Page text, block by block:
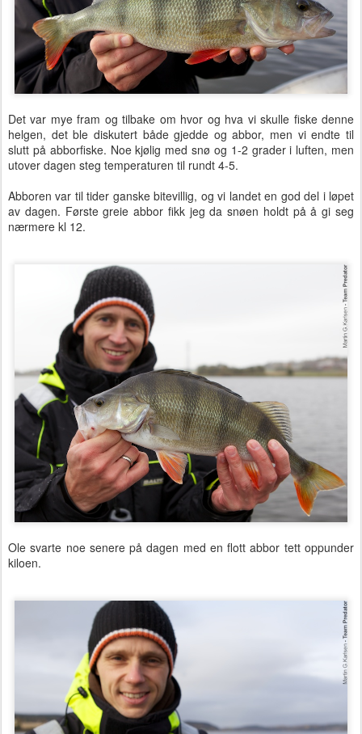
Det var mye fram og tilbake om hvor og hva vi skulle fiske denne
helgen, det ble diskutert både gjedde og abbor, men vi endte til
slutt på abborfiske. Noe kjølig med snø og 1-2 grader i luften, men
utover dagen steg temperaturen til rundt 4-5.
Abboren var til tider ganske bitevillig, og vi landet en god del i løpet
av dagen. Første greie abbor fikk jeg da snøen holdt på å gi seg
nærmere kl 12.
Ole svarte noe senere på dagen med en flott abbor tett oppunder
kiloen.